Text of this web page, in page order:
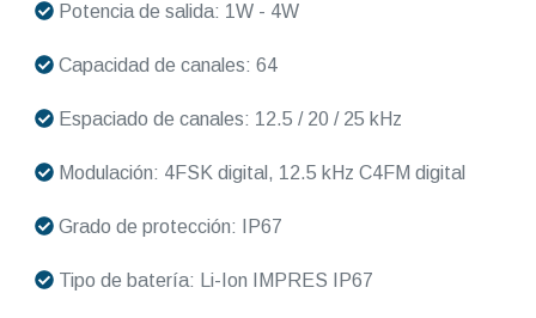
Potencia de salida: 1W - 4W
Capacidad de canales: 64
Espaciado de canales: 12.5 / 20 / 25 kHz
Modulación: 4FSK digital, 12.5 kHz C4FM digital
Grado de protección: IP67
Tipo de batería: Li-Ion IMPRES IP67